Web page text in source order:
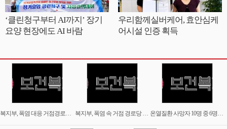
‘클린청구부터 AI까지’ 장기
요양 현장에도 AI 바람
우리함께실버케어, 효안심케
어시설 인증 획득
복지부, 폭염 대응 거점경로당 6363개소 지정…밤 9시까지 연장 운영 복지부, 폭염 속 거점 경로당 현장 점검…"어르신 안전한 여름 나시길" 온열질환 사망자 10명 중 6명이 80세 이상…정부, 초고령층 보호 강화